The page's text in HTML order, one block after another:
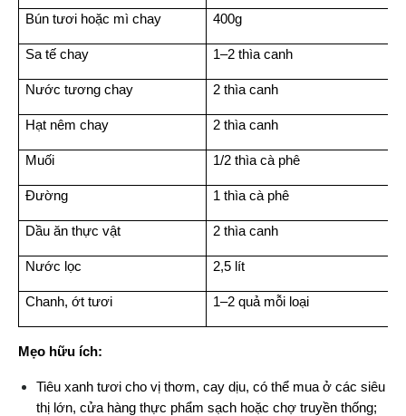
Bún tươi hoặc mì chay 400g
Sa tế chay 1–2 thìa canh
Nước tương chay 2 thìa canh
Hạt nêm chay 2 thìa canh
Muối 1/2 thìa cà phê
Đường 1 thìa cà phê
Dầu ăn thực vật 2 thìa canh
Nước lọc 2,5 lít
Chanh, ớt tươi 1–2 quả mỗi loại
Mẹo hữu ích:
Tiêu xanh tươi cho vị thơm, cay dịu, có thể mua ở các siêu
thị lớn, cửa hàng thực phẩm sạch hoặc chợ truyền thống;